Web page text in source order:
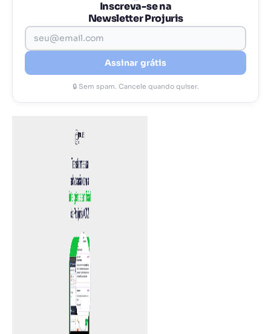
Inscreva-se na
Newsletter Projuris
Assinar grátis
🔒 Sem spam. Cancele quando quiser.